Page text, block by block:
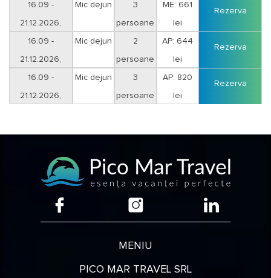
16.09 -
21.12.2026,
Mic dejun 3
persoane
ME: 661
lei
Rezerva
16.09 -
21.12.2026,
Mic dejun 2
persoane
AP: 644
lei
Rezerva
16.09 -
21.12.2026,
Mic dejun 3
persoane
AP: 820
lei
Rezerva
MENIU
PICO MAR TRAVEL SRL